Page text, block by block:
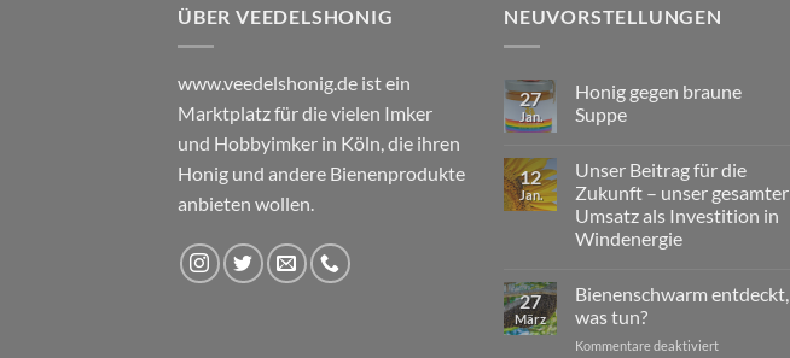
ÜBER VEEDELSHONIG
www.veedelshonig.de ist ein
Marktplatz für die vielen Imker
und Hobbyimker in Köln, die ihren
Honig und andere Bienenprodukte
anbieten wollen.
NEUVORSTELLUNGEN
27
Jan.
Honig gegen braune
Suppe
zu
Honig
gegen
braune
Suppe
12
Jan.
Unser Beitrag für die
Zukunft – unser gesamter
Umsatz als Investition in
Windenergie
zu
Beitrag
für
27
März
Bienenschwarm entdeckt,
was tun?
Kommentare deaktiviertfür